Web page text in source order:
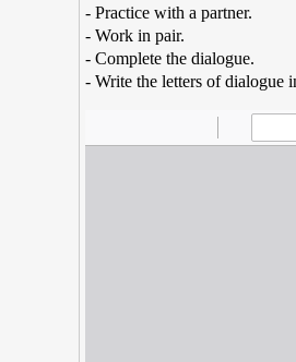
- Practice with a partner.
- Work in pair.
- Complete the dialogue.
- Write the letters of dialogue